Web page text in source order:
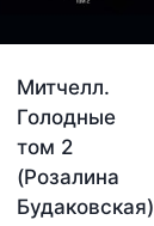
Митчелл.
Голодные
том 2
(Розалина
Будаковская)